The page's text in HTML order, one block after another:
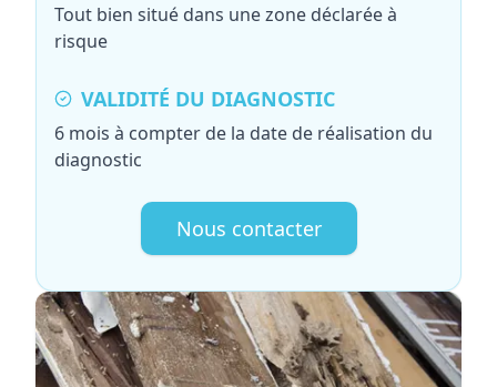
Tout bien situé dans une zone déclarée à
risque
VALIDITÉ DU DIAGNOSTIC
6 mois à compter de la date de réalisation du
diagnostic
Nous contacter